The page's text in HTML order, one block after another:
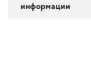
информации